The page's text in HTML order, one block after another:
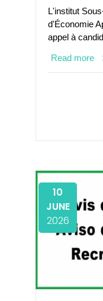
L'institut
d'Économie
appel à
Read more
10
JUNE
2026